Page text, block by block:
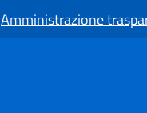
Amministrazione